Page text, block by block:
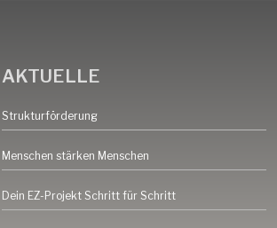
AKTUELLE
Strukturförderung
Menschen stärken Menschen
Dein EZ-Projekt Schritt für Schritt